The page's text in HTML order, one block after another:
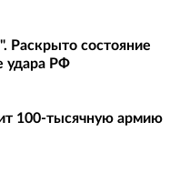
Раскрыто состояние
удара РФ
100-тысячную армию